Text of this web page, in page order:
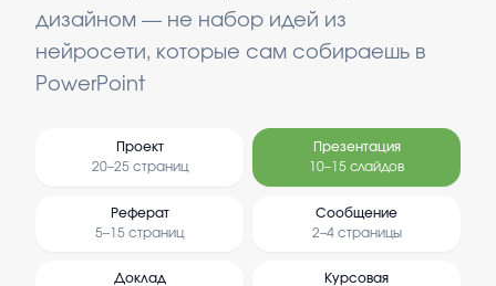
дизайном — не набор идей из
нейросети, которые сам собираешь в
PowerPoint
Проект
20–25 страниц
Презентация
10–15 слайдов
Реферат
5–15 страниц
Сообщение
2–4 страницы
Доклад
Курсовая